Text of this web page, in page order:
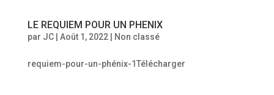
LE REQUIEM POUR UN PHENIX
par JC| Août 1, 2022| Non classé
requiem-pour-un-phénix-1Télécharger